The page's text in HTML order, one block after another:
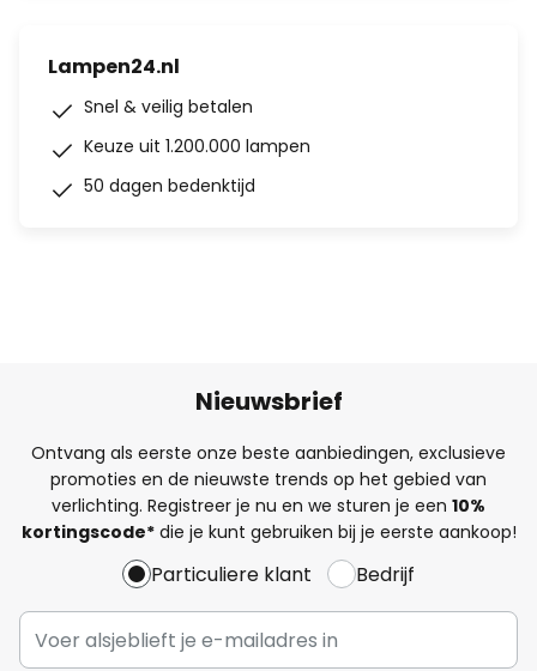
Lampen24.nl
Snel & veilig betalen
Keuze uit 1.200.000 lampen
50 dagen bedenktijd
Nieuwsbrief
Ontvang als eerste onze beste aanbiedingen, exclusieve
promoties en de nieuwste trends op het gebied van
verlichting. Registreer je nu en we sturen je een 10%
kortingscode*die je kunt gebruiken bij je eerste aankoop!
Particuliere klant Bedrijf